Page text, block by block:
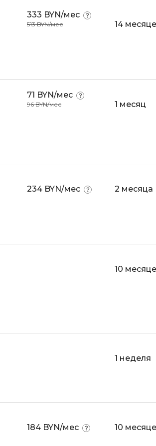
333 BYN/мес
513 BYN/мес 14
71 BYN/мес
96 BYN/мес 1 месяц
234 BYN/мес 2 месяца
10
1 неделя
184 BYN/мес 10